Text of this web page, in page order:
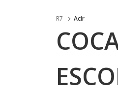
R7 Aclr